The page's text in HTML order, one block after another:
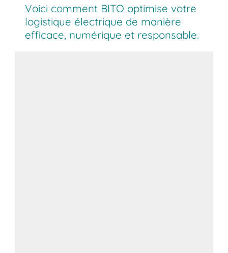
Voici comment BITO optimise votre
logistique électrique de manière
efficace, numérique et responsable.